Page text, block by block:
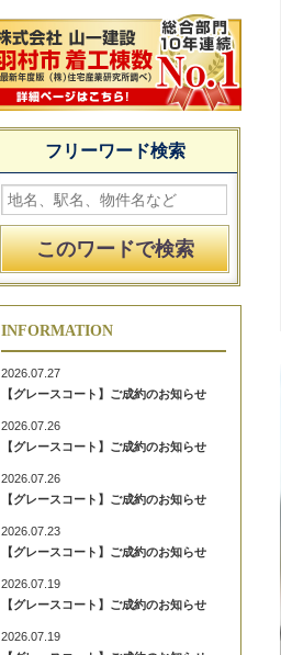
フリーワード検索
INFORMATION
2026.07.27
【グレースコート】ご成約のお知らせ
2026.07.26
【グレースコート】ご成約のお知らせ
2026.07.26
【グレースコート】ご成約のお知らせ
2026.07.23
【グレースコート】ご成約のお知らせ
2026.07.19
【グレースコート】ご成約のお知らせ
2026.07.19